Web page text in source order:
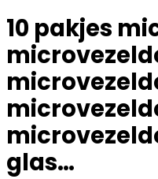
10 pakjes
glas…